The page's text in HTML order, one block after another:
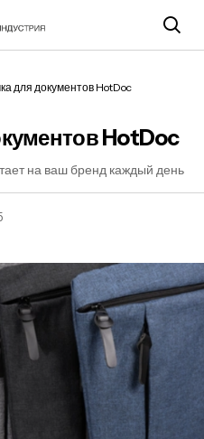
для документов HotDoc
HotDoc
на ваш бренд каждый день